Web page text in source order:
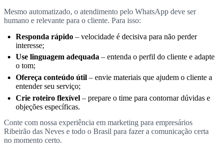
Mesmo automatizado, o atendimento pelo WhatsApp deve ser
humano e relevante para o cliente. Para isso:
Responda rápido – velocidade é decisiva para não perder
interesse;
Use linguagem adequada – entenda o perfil do cliente e adapte
o tom;
Ofereça conteúdo útil – envie materiais que ajudem o cliente a
entender seu serviço;
Crie roteiro flexível – prepare o time para contornar dúvidas e
objeções específicas.
Conte com nossa experiência em marketing para empresários
Ribeirão das Neves e todo o Brasil para fazer a comunicação certa
no momento certo.